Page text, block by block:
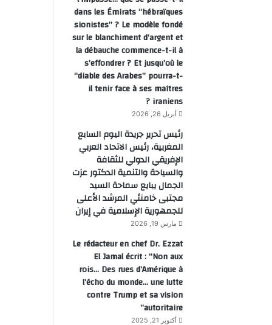
dans les Émirats “hébraïques
sionistes” ? Le modèle fondé
sur le blanchiment d’argent et
la débauche commence-t-il à
s’effondrer ? Et jusqu’où le
“diable des Arabes” pourra-t-
il tenir face à ses maîtres
iraniens ?
أبريل 26, 2026
رئيس تحرير جريدة اليوم السابع
المغربية، رئيس الاتحاد العربي
الإفريقي الدولي للثقافة
والسياحة والتنمية الدكتور عزت
الجمال يبايع سماحة السيد
مجتبى خامنئي المرشد الأعلى
للجمهورية الإسلامية في إيران
مارس 19, 2026
Le rédacteur en chef Dr. Ezzat
El Jamal écrit : “Non aux
rois… Des rues d’Amérique à
l’écho du monde… une lutte
contre Trump et sa vision
autoritaire”
أكتوبر 21, 2025